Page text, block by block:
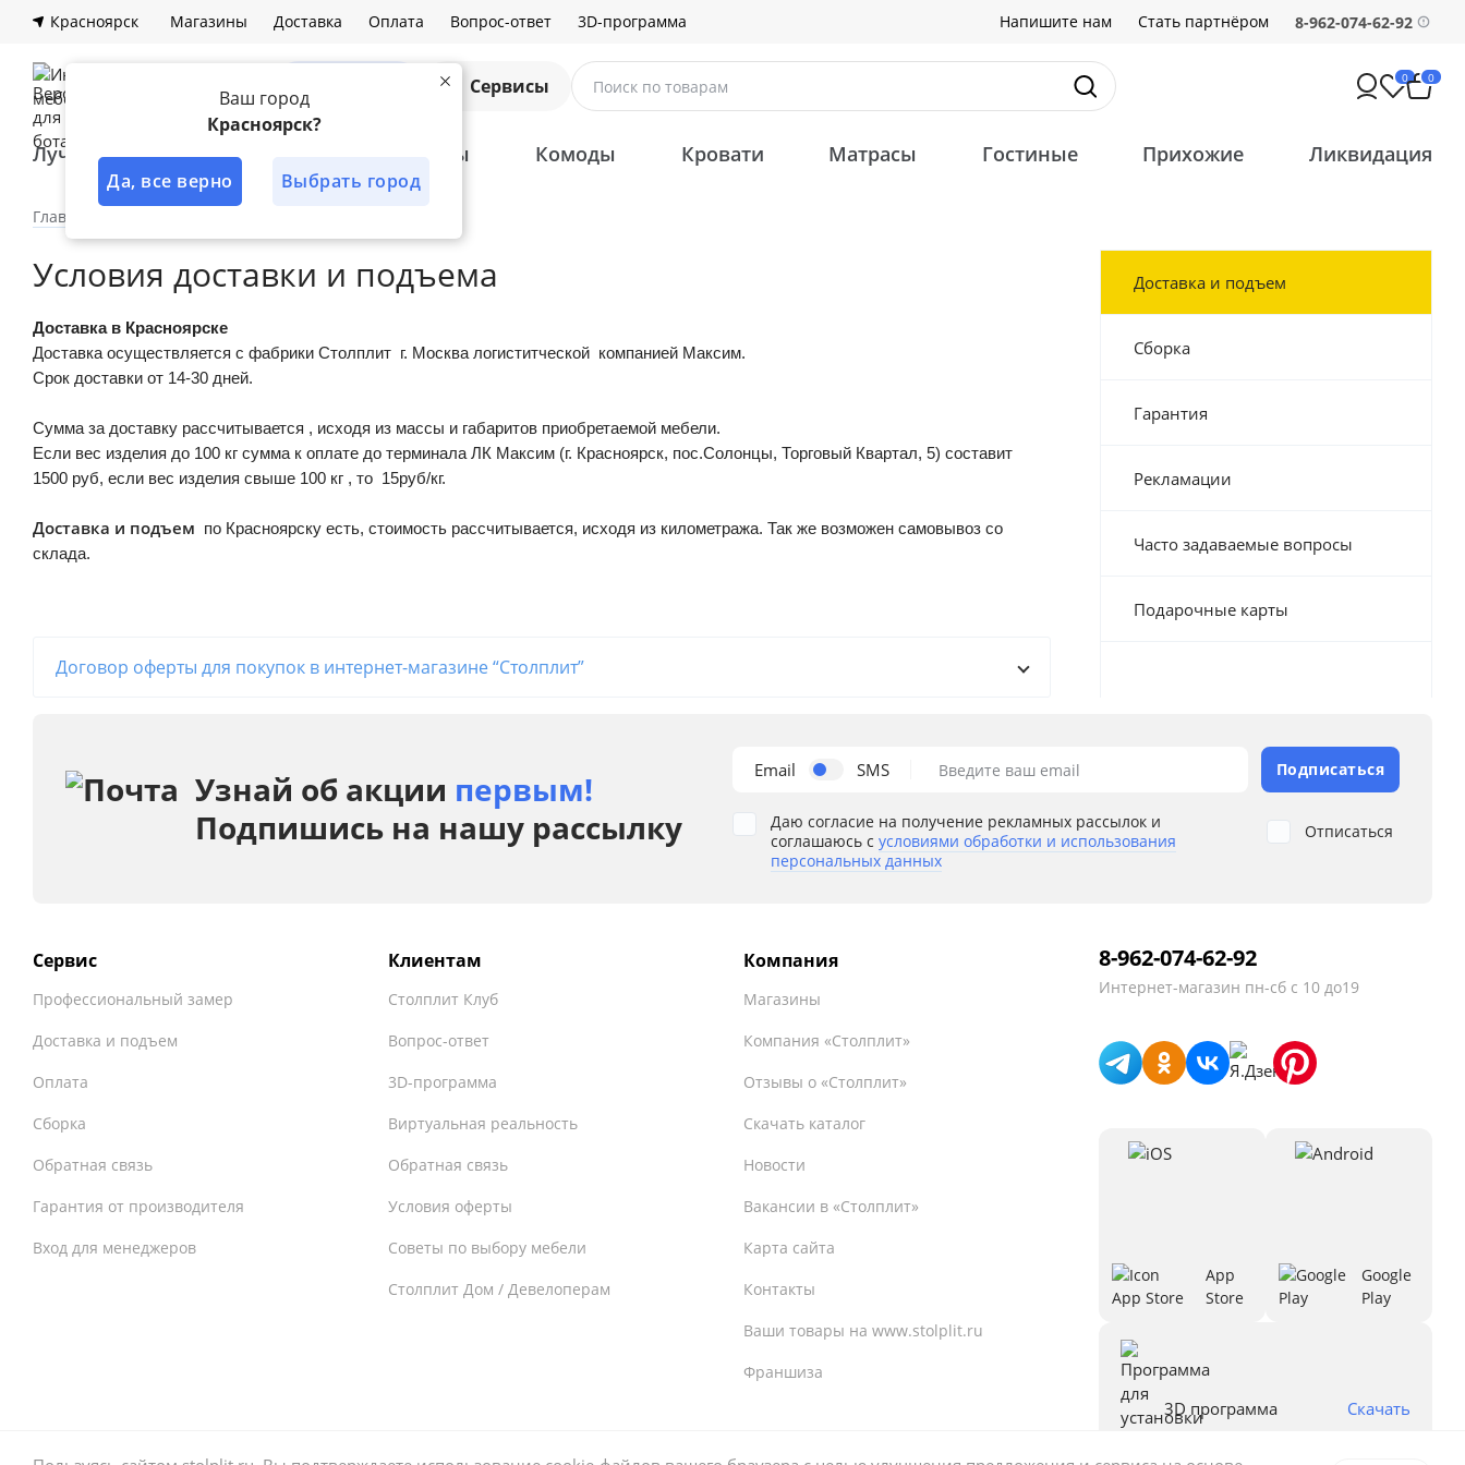
Ваш город
Красноярск?
Да, все верно Выбрать город
Красноярск Магазины Доставка Оплата Вопрос-ответ 3D-программа Напишите нам Стать партнёром 8-962-074-62-92
Сервисы Поиск по товарам 0 0
Лучшее решение Шкафы Комоды Кровати Матрасы Гостиные Прихожие Ликвидация
Главная
Условия доставки и подъема
Доставка в Красноярске
Доставка осуществляется с фабрики Столплит г. Москва логиститческой компанией Максим.
Срок доставки от 14-30 дней.
Сумма за доставку рассчитывается , исходя из массы и габаритов приобретаемой мебели.
Если вес изделия до 100 кг сумма к оплате до терминала ЛК Максим (г. Красноярск, пос.Солонцы, Торговый Квартал, 5) составит
1500 руб, если вес изделия свыше 100 кг , то 15руб/кг.
Доставка и подъем по Красноярску есть, стоимость рассчитывается, исходя из километража. Так же возможен самовывоз со
склада.
Договор оферты для покупок в интернет-магазине “Столплит”
Доставка и подъем
Сборка
Гарантия
Рекламации
Часто задаваемые вопросы
Подарочные карты
Узнай об акции первым!
Подпишись на нашу рассылку
Email SMS Введите ваш email Подписаться
Даю согласие на получение рекламных рассылок и
соглашаюсь с условиями обработки и использования
персональных данных
Отписаться
Сервис
Профессиональный замер
Доставка и подъем
Оплата
Сборка
Обратная связь
Гарантия от производителя
Вход для менеджеров
Клиентам
Столплит Клуб
Вопрос-ответ
3D-программа
Виртуальная реальность
Обратная связь
Условия оферты
Советы по выбору мебели
Столплит Дом / Девелоперам
Компания
Магазины
Компания «Столплит»
Отзывы о «Столплит»
Скачать каталог
Новости
Вакансии в «Столплит»
Карта сайта
Контакты
Ваши товары на www.stolplit.ru
Франшиза
8-962-074-62-92
Интернет-магазин пн-сб с 10 до19
App
Store
Google
Play
3D программа Скачать